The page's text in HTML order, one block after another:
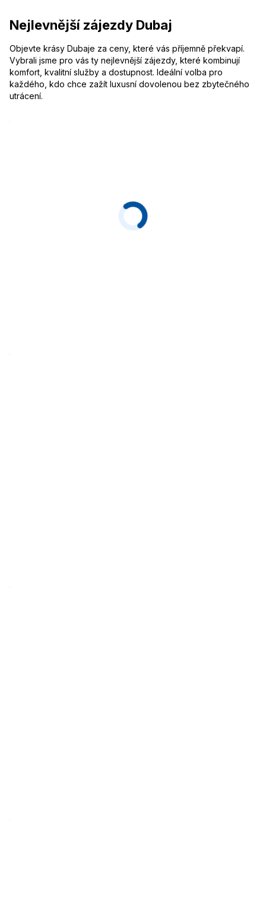
Nejlevnější zájezdy Dubaj
Objevte krásy Dubaje za ceny, které vás příjemně překvapí.
Vybrali jsme pro vás ty nejlevnější zájezdy, které kombinují
komfort, kvalitní služby a dostupnost. Ideální volba pro
každého, kdo chce zažít luxusní dovolenou bez zbytečného
utrácení.